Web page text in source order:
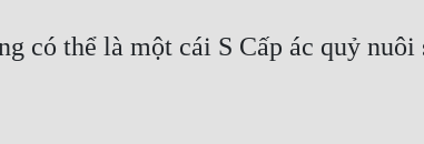
thể là một cái S Cấp ác quỷ nuôi